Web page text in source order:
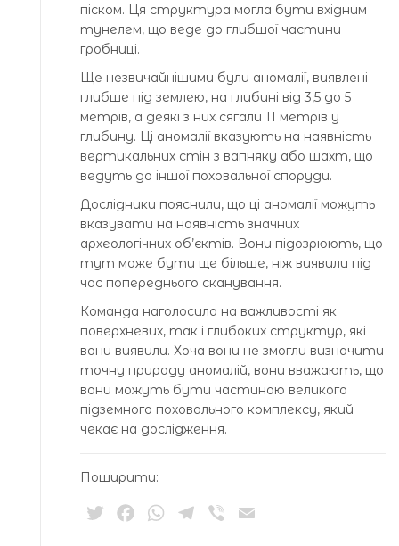
піском. Ця структура могла бути вхідним
тунелем, що веде до глибшої частини
гробниці.
Ще незвичайнішими були аномалії, виявлені
глибше під землею, на глибині від 3,5 до 5
метрів, а деякі з них сягали 11 метрів у
глибину. Ці аномалії вказують на наявність
вертикальних стін з вапняку або шахт, що
ведуть до іншої поховальної споруди.
Дослідники пояснили, що ці аномалії можуть
вказувати на наявність значних
археологічних об’єктів. Вони підозрюють, що
тут може бути ще більше, ніж виявили під
час попереднього сканування.
Команда наголосила на важливості як
поверхневих, так і глибоких структур, які
вони виявили. Хоча вони не змогли визначити
точну природу аномалій, вони вважають, що
вони можуть бути частиною великого
підземного поховального комплексу, який
чекає на дослідження.
Поширити:
TwitterFacebookWhatsApp
Telegram
Viber